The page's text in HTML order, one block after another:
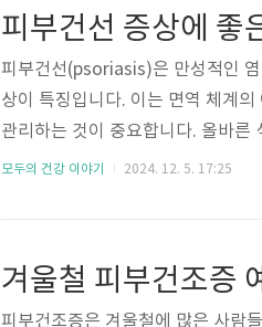
생기는 ..
피부건선 증상에 좋
피부건선(psoriasis)은 만성적인
상이 특징입니다. 이는 면역 체계
관리하는 것이 중요합니다. 올바른
염증 작용과 면역 체계 강화를 돕
있는 부위를 진정시키는 데 효과..
모두의 건강 이야기 2024. 12. 5. 17:25
겨울철 피부건조증
피부건조증은 겨울철에 많은 사람